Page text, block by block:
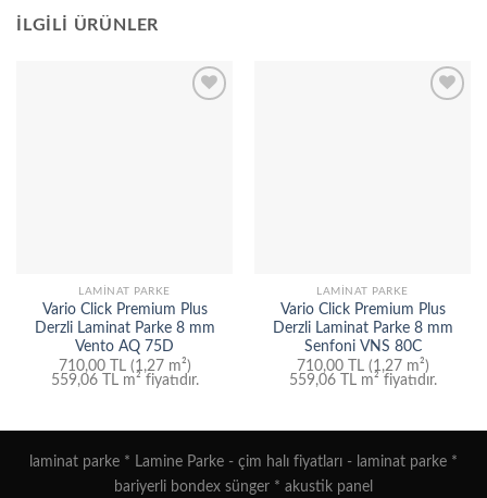
İLGILI ÜRÜNLER
LAMINAT PARKE
Vario Click Premium Plus
Derzli Laminat Parke 8 mm
Vento AQ 75D
710,00 TL (1,27 m²)
559,06 TLm² fiyatıdır.
LAMINAT PARKE
Vario Click Premium Plus
Derzli Laminat Parke 8 mm
Senfoni VNS 80C
710,00 TL (1,27 m²)
559,06 TLm² fiyatıdır.
laminat parke * Lamine Parke - çim halı fiyatları - laminat parke *
bariyerli bondex sünger * akustik panel